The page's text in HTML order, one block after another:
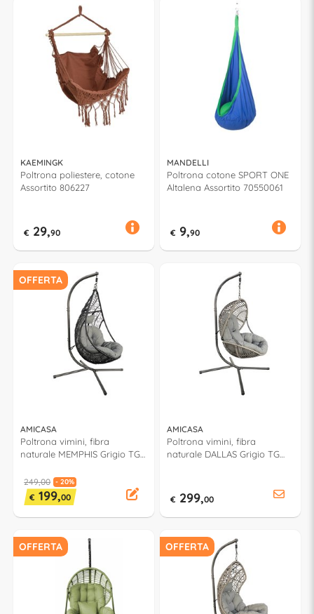
KAEMINGK
Poltrona poliestere, cotone
Assortito 806227
€ 29,90
MANDELLI
Poltrona cotone SPORT ONE
Altalena Assortito 70550061
€ 9,90
OFFERTA
AMICASA
Poltrona vimini, fibra
naturale MEMPHIS Grigio TG
249,00 - 20%
€ 199,00
AMICASA
Poltrona vimini, fibra
naturale DALLAS Grigio TG
€ 299,00
OFFERTA OFFERTA